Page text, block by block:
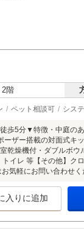
2階
ペット相談可 シス
歩5分▼特徴・中庭の
ザー搭載の対面式キ
燥機付・ダブルボウ
イレ 等【その他】ク
軽にお問い合わせく
入りに追加